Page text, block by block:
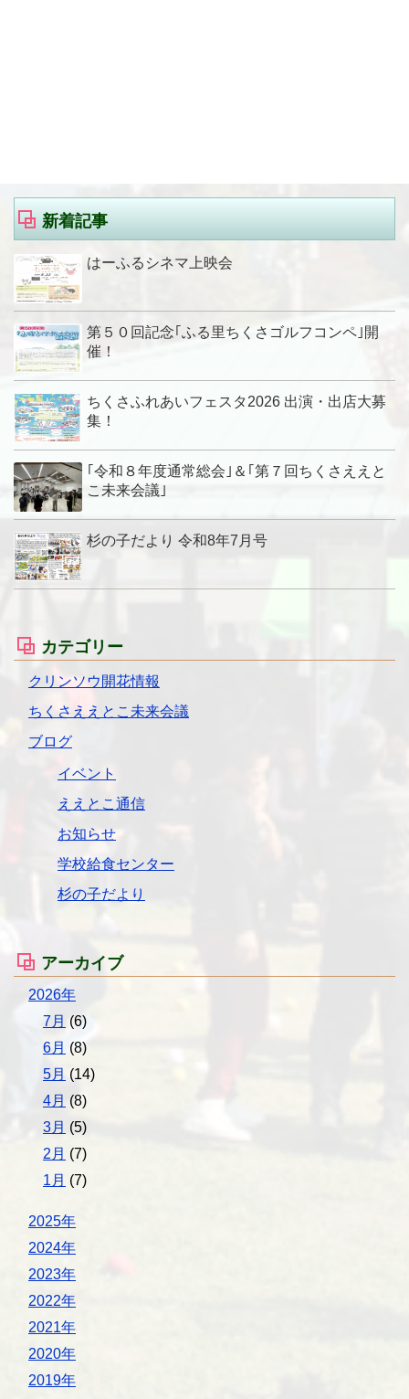
新着記事
はーふるシネマ上映会
第５０回記念｢ふる里ちくさゴルフコンペ｣開
催！
ちくさふれあいフェスタ2026 出演・出店大募
集！
｢令和８年度通常総会｣＆｢第７回ちくさええと
こ未来会議｣
杉の子だより 令和8年7月号
カテゴリー
クリンソウ開花情報
ちくさええとこ未来会議
ブログ
イベント
ええとこ通信
お知らせ
学校給食センター
杉の子だより
アーカイブ
2026年
7月 (6)
6月 (8)
5月 (14)
4月 (8)
3月 (5)
2月 (7)
1月 (7)
2025年
2024年
2023年
2022年
2021年
2020年
2019年